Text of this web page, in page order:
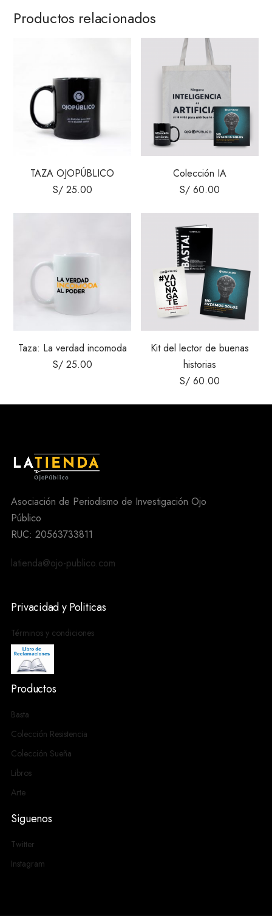
Productos relacionados
TAZA OJOPÚBLICO
S/25.00
Colección IA
S/60.00
Taza: La verdad incomoda
S/25.00
Kit del lector de buenas
historias
S/60.00
Asociación de Periodismo de Investigación Ojo
Público
RUC: 20563733811
latienda@ojo-publico.com
Privacidad y Politicas
Términos y condiciones
Productos
Basta
Colección Resistencia
Colección Sueña
Libros
Arte
Siguenos
Twitter
Instagram